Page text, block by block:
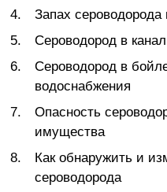
Запах сероводорода
Сероводород в
Сероводород в
водоснабжения
Опасность
имущества
Как обнаружить и
сероводорода